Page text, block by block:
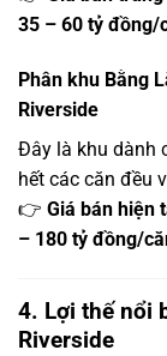
35 – 60 tỷ đồng/
Phân khu Bằng
Riverside
Đây là khu dành
hết các căn đều
👉 Giá bán hiện
– 180 tỷ đồng/
4. Lợi thế nổi
Riverside